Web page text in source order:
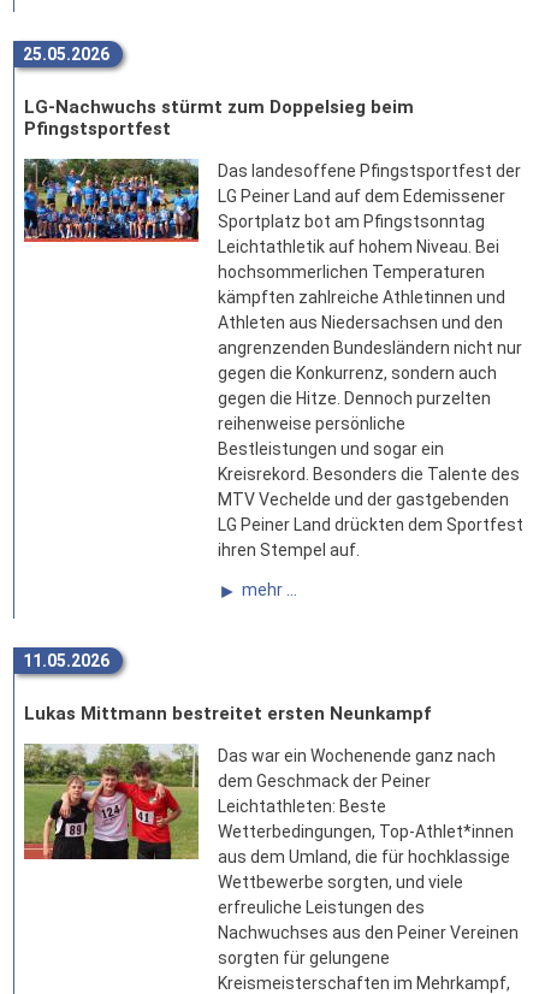
25.05.2026
LG-Nachwuchs stürmt zum Doppelsieg beim
Pfingstsportfest
Das landesoffene Pfingstsportfest der
LG Peiner Land auf dem Edemissener
Sportplatz bot am Pfingstsonntag
Leichtathletik auf hohem Niveau. Bei
hochsommerlichen Temperaturen
kämpften zahlreiche Athletinnen und
Athleten aus Niedersachsen und den
angrenzenden Bundesländern nicht nur
gegen die Konkurrenz, sondern auch
gegen die Hitze. Dennoch purzelten
reihenweise persönliche
Bestleistungen und sogar ein
Kreisrekord. Besonders die Talente des
MTV Vechelde und der gastgebenden
LG Peiner Land drückten dem Sportfest
ihren Stempel auf.
mehr ...
11.05.2026
Lukas Mittmann bestreitet ersten Neunkampf
Das war ein Wochenende ganz nach
dem Geschmack der Peiner
Leichtathleten: Beste
Wetterbedingungen, Top-Athlet*innen
aus dem Umland, die für hochklassige
Wettbewerbe sorgten, und viele
erfreuliche Leistungen des
Nachwuchses aus den Peiner Vereinen
sorgten für gelungene
Kreismeisterschaften im Mehrkampf,